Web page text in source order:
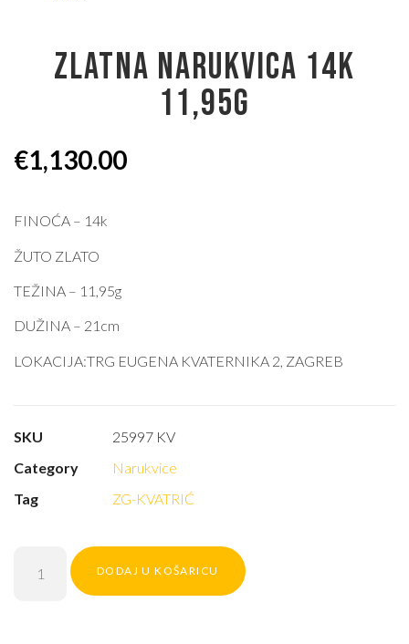
ZLATNA NARUKVICA 14K
11,95G
€1,130.00
FINOĆA – 14k
ŽUTO ZLATO
TEŽINA – 11,95g
DUŽINA – 21cm
LOKACIJA:TRG EUGENA KVATERNIKA 2, ZAGREB
SKU
25997 KV
Category
Narukvice
Tag
ZG-KVATRIĆ
DODAJ U KOŠARICU